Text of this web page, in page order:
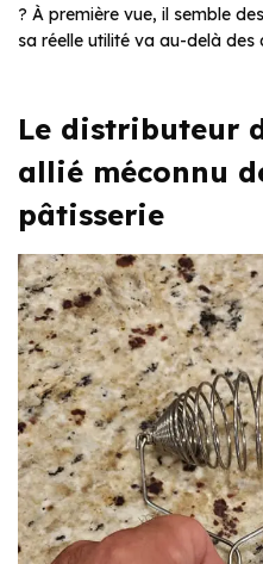
? À première vue, il semble
sa réelle utilité va au-delà des
Le distributeur
allié méconnu
pâtisserie